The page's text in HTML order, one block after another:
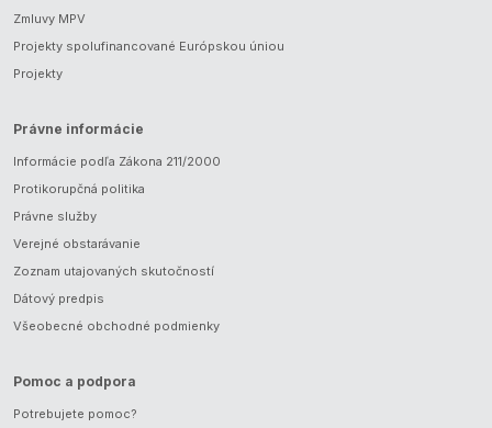
Zmluvy MPV
Projekty spolufinancované Európskou úniou
Projekty
Právne informácie
Informácie podľa Zákona 211/2000
Protikorupčná politika
Právne služby
Verejné obstarávanie
Zoznam utajovaných skutočností
Dátový predpis
Všeobecné obchodné podmienky
Pomoc a podpora
Potrebujete pomoc?